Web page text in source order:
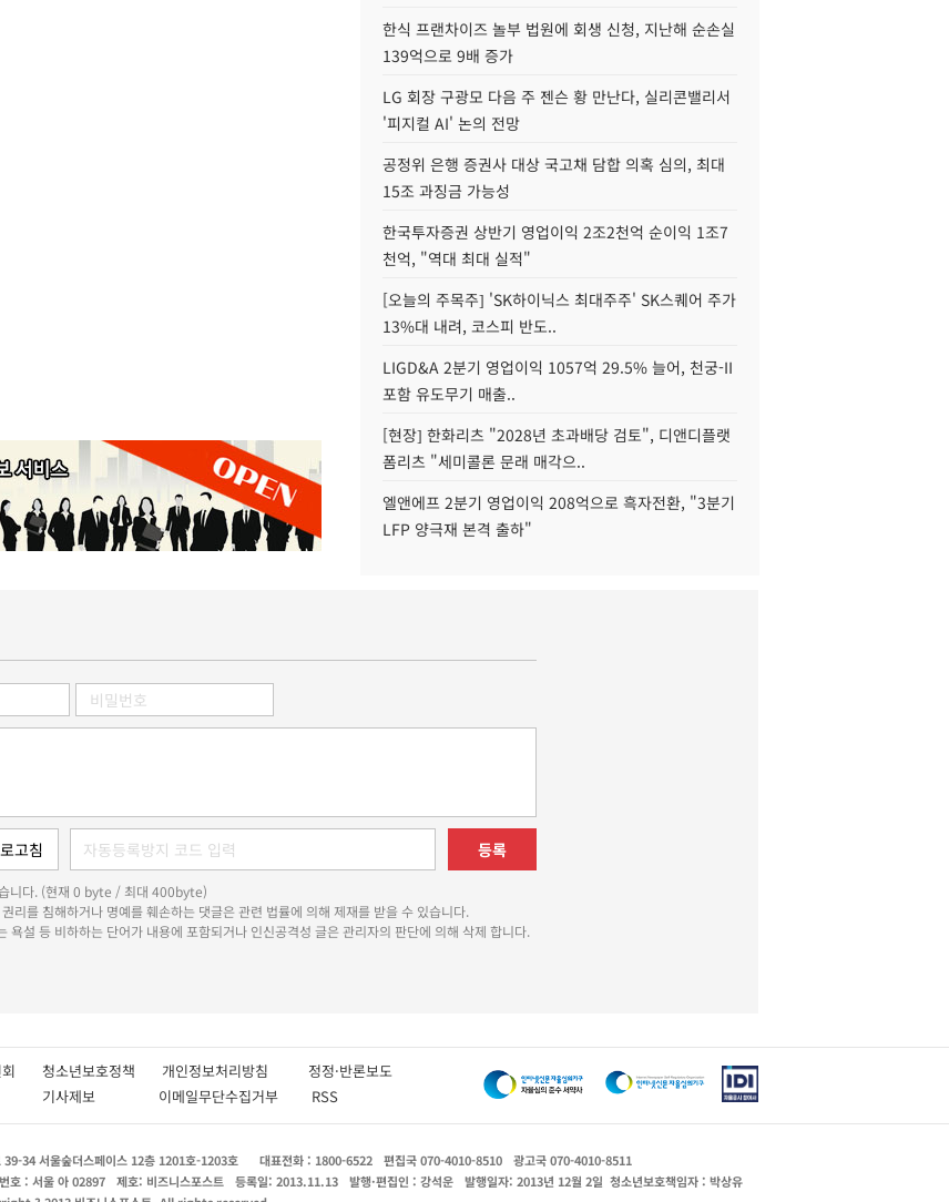
한식 프랜차이즈 놀부 법원에 회생 신청, 지난해 순손실
139억으로 9배 증가
LG 회장 구광모 다음 주 젠슨 황 만난다, 실리콘밸리서
'피지컬 AI' 논의 전망
공정위 은행 증권사 대상 국고채 담합 의혹 심의, 최대
15조 과징금 가능성
한국투자증권 상반기 영업이익 2조2천억 순이익 1조7
천억, "역대 최대 실적"
[오늘의 주목주] 'SK하이닉스 최대주주' SK스퀘어 주가
13%대 내려, 코스피 반도..
LIGD&A 2분기 영업이익 1057억 29.5% 늘어, 천궁-II
포함 유도무기 매출..
[현장] 한화리츠 "2028년 초과배당 검토", 디앤디플랫
폼리츠 "세미콜론 문래 매각으..
엘앤에프 2분기 영업이익 208억으로 흑자전환, "3분기
LFP 양극재 본격 출하"
등록
니다. (현재 0 byte / 최대 400byte)
리를 침해하거나 명예를 훼손하는 댓글은 관련 법률에 의해 제재를 받을 수 있습니다.
욕설 등 비하하는 단어가 내용에 포함되거나 인신공격성 글은 관리자의 판단에 의해 삭제 합니다.
회 청소년보호정책 개인정보처리방침 정정·반론보도
기사제보 이메일무단수집거부 RSS
39-34 서울숲더스페이스 12층 1201호-1203호 대표전화 : 1800-6522 편집국 070-4010-8510
광고국 070-4010-8511
호 : 서울 아 02897 제호: 비즈니스포스트 등록일: 2013.11.13 발행·편집인 : 강석운 발행일자: 2013년 12월 2일 청소년보호책임자 : 박상유